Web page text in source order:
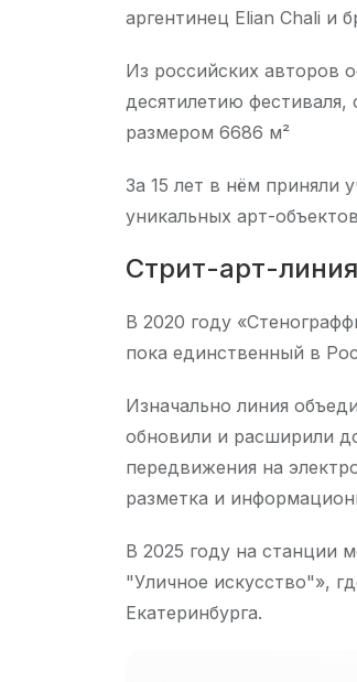
аргентинец Elian Chali и
Из российских авторов
десятилетию
размером 6686 м²
За 15 лет в нём приняли
уникальных арт-
Стрит-арт-
В 2020 году
пока единственный в
Изначально линия
обновили и расширили
передвижения на
разметка и
В 2025 году на станции
"Уличное искусство"»,
Екатеринбурга.